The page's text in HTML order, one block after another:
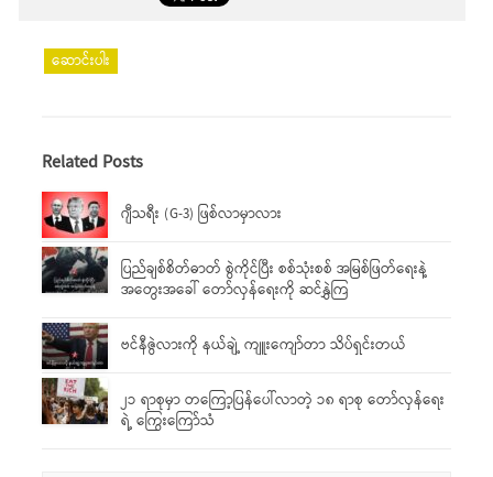
ဆောင်းပါး
Related Posts
ဂျီသရီး (G-3) ဖြစ်လာမှာလား
ပြည်ချစ်စိတ်ဓာတ် စွဲကိုင်ပြီး စစ်သုံးစစ် အမြစ်ဖြတ်ရေးနဲ့
အတွေးအခေါ် တော်လှန်ရေးကို ဆင်နွှဲကြ
ဗင်နီဇွဲလားကို နယ်ချဲ့ ကျူးကျော်တာ သိပ်ရှင်းတယ်
၂၁ ရာစုမှာ တကြော့ပြန်ပေါ်လာတဲ့ ၁၈ ရာစု တော်လှန်ရေး
ရဲ့ ကြွေးကြော်သံ